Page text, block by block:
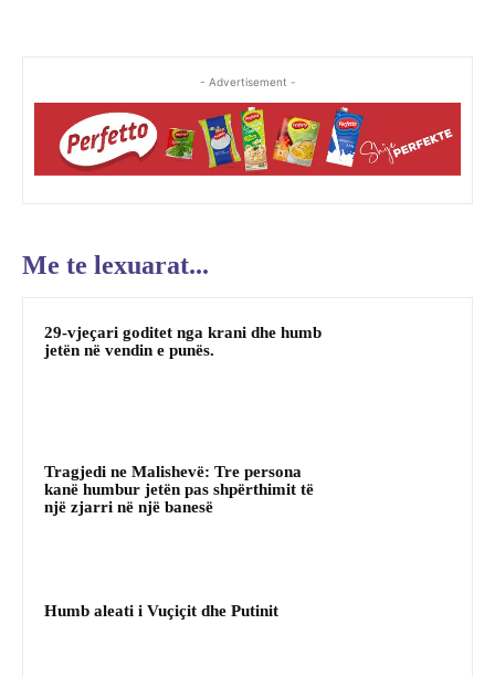
- Advertisement -
Me te lexuarat...
29-vjeçari goditet nga krani dhe humb
jetën në vendin e punës.
Tragjedi ne Malishevë: Tre persona
kanë humbur jetën pas shpërthimit të
një zjarri në një banesë
Humb aleati i Vuçiçit dhe Putinit